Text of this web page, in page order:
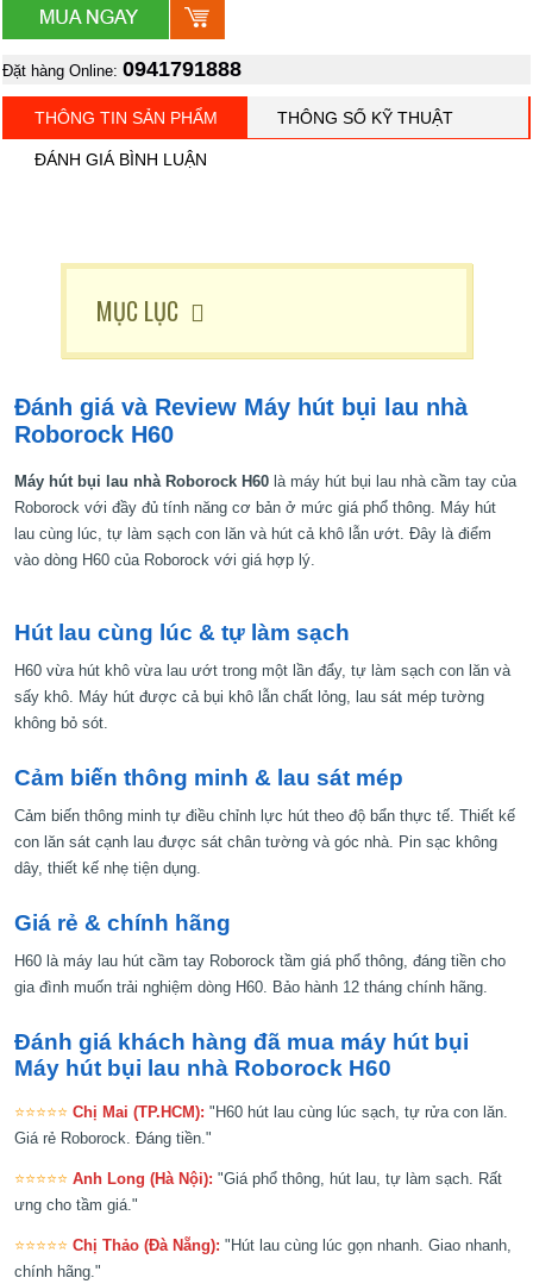
Đặt hàng Online: 0941791888
THÔNG TIN SẢN PHẨM THÔNG SỐ KỸ THUẬT
ĐÁNH GIÁ BÌNH LUẬN
MỤC LỤC
Đánh giá và Review Máy hút bụi lau nhà
Roborock H60
Máy hút bụi lau nhà Roborock H60 là máy hút bụi lau nhà cầm tay của
Roborock với đầy đủ tính năng cơ bản ở mức giá phổ thông. Máy hút
lau cùng lúc, tự làm sạch con lăn và hút cả khô lẫn ướt. Đây là điểm
vào dòng H60 của Roborock với giá hợp lý.
Hút lau cùng lúc & tự làm sạch
H60 vừa hút khô vừa lau ướt trong một lần đẩy, tự làm sạch con lăn và
sấy khô. Máy hút được cả bụi khô lẫn chất lỏng, lau sát mép tường
không bỏ sót.
Cảm biến thông minh & lau sát mép
Cảm biến thông minh tự điều chỉnh lực hút theo độ bẩn thực tế. Thiết kế
con lăn sát cạnh lau được sát chân tường và góc nhà. Pin sạc không
dây, thiết kế nhẹ tiện dụng.
Giá rẻ & chính hãng
H60 là máy lau hút cầm tay Roborock tầm giá phổ thông, đáng tiền cho
gia đình muốn trải nghiệm dòng H60. Bảo hành 12 tháng chính hãng.
Đánh giá khách hàng đã mua máy hút bụi
Máy hút bụi lau nhà Roborock H60
⭐⭐⭐⭐⭐ Chị Mai (TP.HCM): "H60 hút lau cùng lúc sạch, tự rửa con lăn.
Giá rẻ Roborock. Đáng tiền."
⭐⭐⭐⭐⭐ Anh Long (Hà Nội): "Giá phổ thông, hút lau, tự làm sạch. Rất
ưng cho tầm giá."
⭐⭐⭐⭐⭐ Chị Thảo (Đà Nẵng): "Hút lau cùng lúc gọn nhanh. Giao nhanh,
chính hãng."